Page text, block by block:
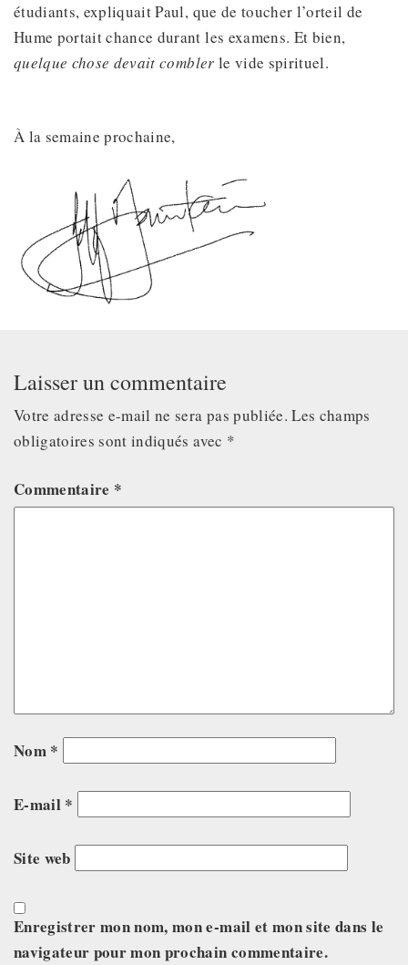
étudiants, expliquait Paul, que de toucher l’orteil de
Hume portait chance durant les examens. Et bien,
quelque chose devaitcombler le vide spirituel.
À la semaine prochaine,
Laisser un commentaire
Votre adresse e-mail ne sera pas publiée. Les champs
obligatoires sont indiqués avec *
Commentaire *
Nom *
E-mail *
Site web
Enregistrer mon nom, mon e-mail et mon site dans le
navigateur pour mon prochain commentaire.